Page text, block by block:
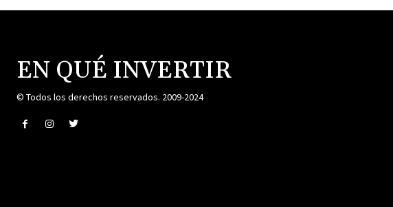
EN QUÉ INVERTIR
© Todos los derechos reservados. 2009-2024